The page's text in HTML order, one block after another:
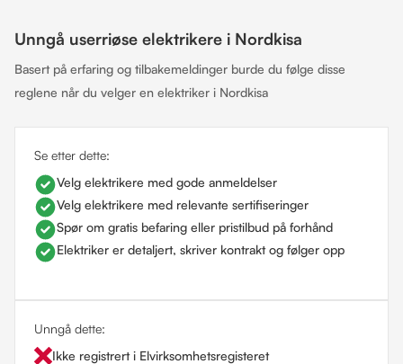
Unngå userriøse elektrikere i Nordkisa
Basert på erfaring og tilbakemeldinger burde du følge disse
reglene når du velger en elektriker i Nordkisa
Se etter dette:
Velg elektrikere med gode anmeldelser
Velg elektrikere med relevante sertifiseringer
Spør om gratis befaring eller pristilbud på forhånd
Elektriker er detaljert, skriver kontrakt og følger opp
Unngå dette:
Ikke registrert i Elvirksomhetsregisteret